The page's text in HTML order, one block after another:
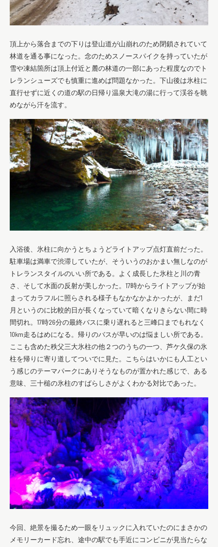
頂上から落合までの下りは登山道が山崩れのため閉鎖されていて
林道を通る事になった。念のためスノースパイクを持っていたが
雪や凍結箇所は頂上付近と麓の林道の一部にあった程度なのでト
レランシューズでも慎重に進めば問題なかった。下山後は氷柱に
直行せずに近くの道の駅の日帰り温泉大滝の湯に行って渓谷を眺
めながら汗を流す。
入浴後、氷柱に向かうとちょうどライトアップ点灯直前だった。
駐車場は満車で渋滞していたが、そういうのおかまい無しなのが
トレランスタイルのいい所である。よく成長した氷柱と川の青
さ、そして水面の反射が美しかった。17時からライトアップが始
まってカラフルに照らされる様子もなかなかよかったが、まだ1
月というのに比較的日が長くなっていて暗くなりきらない間に時
間切れ。17時26分の最終バスに乗り遅れると三峰口までもれなく
10km走るはめになる。帰りのバスが早いのは悩ましい所である。
ここも含めた秩父三大氷柱の他２つのうちの一つ、芦ケ久保の氷
柱を帰りに寄り道してついでに見た。こちらはいかにも人工とい
う感じのテーマパークにありそうなものが置かれた感じで、ある
意味、三十槌の氷柱のすばらしさがよくわかる対比であった。
今回、絶景を撮るため一眼をリュックに入れていたのにまさかの
メモリーカード忘れ、途中の駅でも手近にコンビニが見当たらな